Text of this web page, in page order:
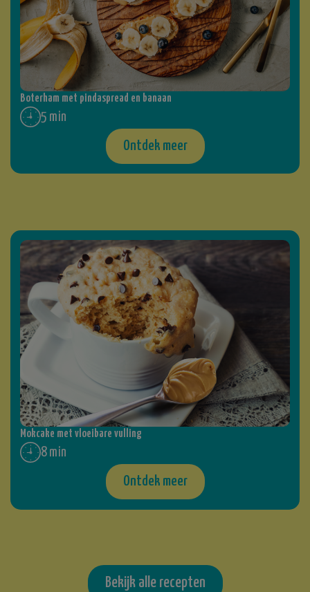
5 min
Boterham met pindaspread en banaan
Ontdek meer
8 min
Mokcake met vloeibare vulling
Ontdek meer
Bekijk alle recepten